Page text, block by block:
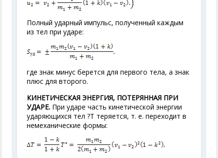
Полный ударный импульс, полученный каждым
из тел при ударе:
где знак минус берется для первого тела, а знак
плюс для второго.
КИНЕТИЧЕСКАЯ ЭНЕРГИЯ, ПОТЕРЯННАЯ ПРИ
УДАРЕ. При ударе часть кинетической энергии
ударяющихся тел ?T теряется, т. е. переходит в
немеханические формы: